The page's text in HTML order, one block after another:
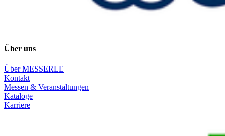
Über uns
Über MESSERLE
Kontakt
Messen & Veranstaltungen
Kataloge
Karriere